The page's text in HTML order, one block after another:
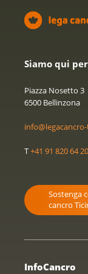
Siamo qui
Piazza Nosetto 3
6500 Bellinzona
T+41 91 820 64 20
Sostenga
cancro
InfoCancro